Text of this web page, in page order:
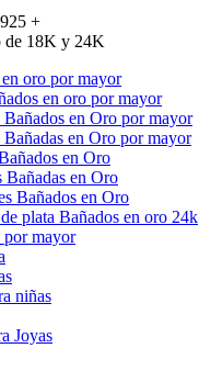
+
de 18K y 24K
en oro por mayor
en oro por mayor
Bañados en Oro por mayor
Bañadas en Oro por mayor
en Oro
Bañadas en Oro
Bañados en Oro
plata Bañados en oro 24k
por mayor
niñas
Joyas